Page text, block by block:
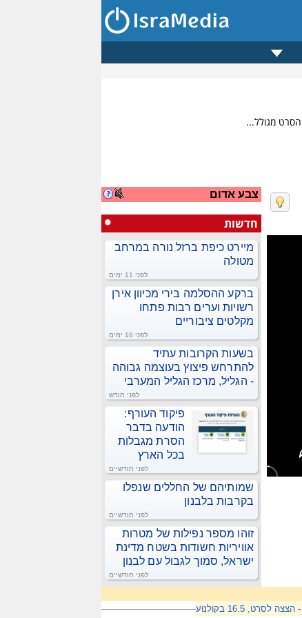
צבע אדום
חדשות
מיירט כיפת ברזל נורה במרחב
מטולה
לפני 11 ימים
ברקע ההסלמה בירי מכיוון אירן
רשויות וערים רבות פתחו
מקלטים ציבוריים
לפני 16 ימים
בשעות הקרובות עתיד
להתרחש פיצוץ בעוצמה גבוהה
- הגליל, מרכז הגליל המערבי
לפני חודש
פיקוד העורף:
הודעה בדבר
הסרת מגבלות
בכל הארץ
לפני חודשיים
שמותיהם של החללים שנפלו
בקרבות בלבנון
לפני חודשיים
זוהו מספר נפילות של מטרות
אוויריות חשודות בשטח מדינת
ישראל, סמוך לגבול עם לבנון
לפני חודשיים